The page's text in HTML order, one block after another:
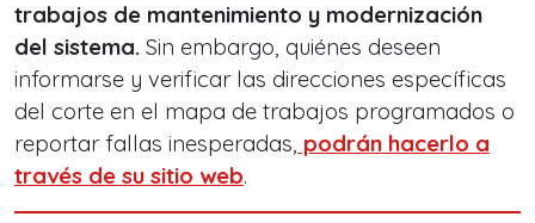
trabajos de mantenimiento y modernización
del sistema. Sin embargo, quiénes deseen
informarse y verificar las direcciones específicas
del corte en el mapa de trabajos programados o
reportar fallas inesperadas, podrán hacerlo a
través de su sitio web.